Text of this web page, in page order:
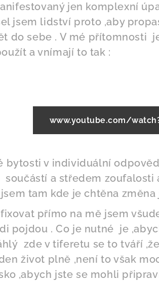
jen komplexní
jsem lidství proto ,aby
do sebe . V mé přítomnosti
a vnímají to tak :
www.youtube.com/
bytosti v individuální
a středem zoufalosti
tam kde je chtěna změna
přímo na mě jsem
pojdou . Co je nutné je
zde v tiferetu se to tváří
život plně ,není to však
,abych jste se mohli